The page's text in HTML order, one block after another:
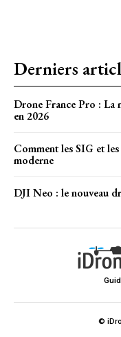
Derniers
Drone France Pro : La
en 2026
Comment les SIG et
moderne
DJI Neo : le nouveau
©